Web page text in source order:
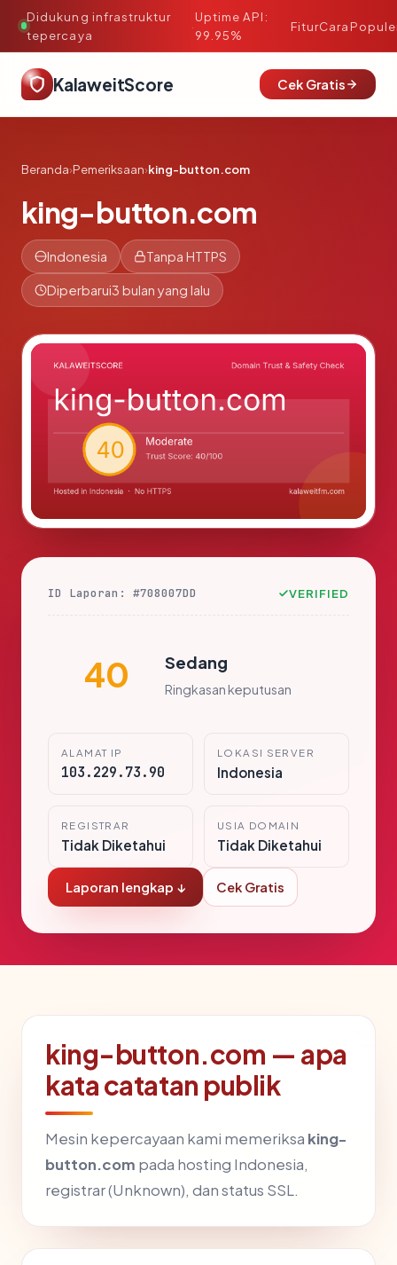
Didukung infrastruktur
tepercaya
·
Uptime API:
99.95%
FiturCara
KalaweitScore Cek Gratis
Beranda›Pemeriksaan›king-button.com
king-button.com
Indonesia Tanpa HTTPS
Diperbarui3 bulan yang lalu
ID Laporan: #708007DD VERIFIED
40 Sedang
Ringkasan keputusan
ALAMAT IP
103.229.73.90
LOKASI SERVER
Indonesia
REGISTRAR
Tidak Diketahui
USIA DOMAIN
Tidak Diketahui
Laporan lengkap ↓ Cek Gratis
king-button.com — apa
kata catatan publik
Mesin kepercayaan kami memeriksa king-
button.com pada hosting Indonesia,
registrar (Unknown), dan status SSL.